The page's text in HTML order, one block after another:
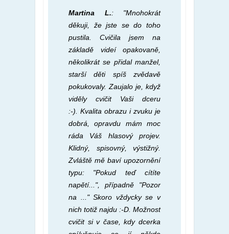
Martina L.: "Mnohokrát
děkuji, že jste se do toho
pustila. Cvičila jsem na
základě videí opakovaně,
několikrát se přidal manžel,
starší děti spíš zvědavě
pokukovaly. Zaujalo je, když
viděly cvičit Vaši dceru
:-). Kvalita obrazu i zvuku je
dobrá, opravdu mám moc
ráda Váš hlasový projev.
Klidný, spisovný, výstižný.
Zvláště mě baví upozornění
typu: "Pokud teď cítíte
napětí...", případně "Pozor
na ..." Skoro vždycky se v
nich totiž najdu :-D. Možnost
cvičit si v čase, kdy dcerka